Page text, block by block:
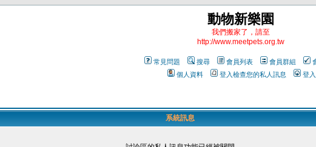
動物新樂園
我們搬家了，請至
http://www.meetpets.org.tw
常見問題 搜尋 會員列表 會員群組
個人資料
登入檢查您的私人訊息 登入
系統訊息